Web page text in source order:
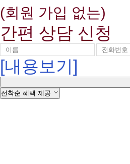
(회원 가입 없는)
간편 상담 신청
[내용보기]
선착순 혜택 제공